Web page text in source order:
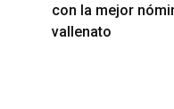
con la mejor
vallenato